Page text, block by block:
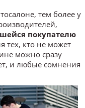
тем более у
покупателю
тех, кто не может
можно сразу
и любые сомнения